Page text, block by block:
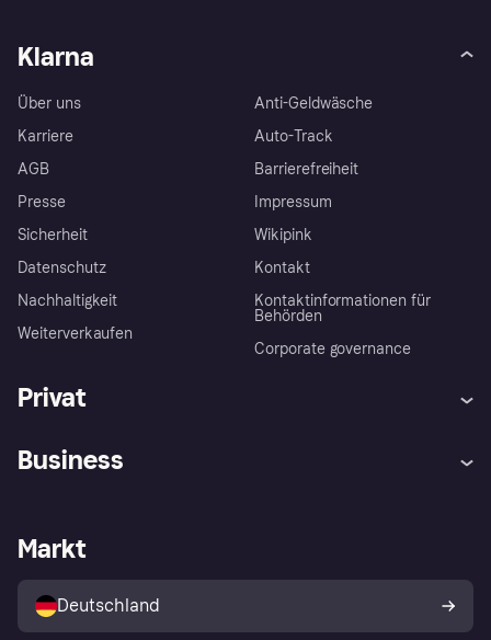
Klarna
Über uns
Karriere
AGB
Presse
Sicherheit
Datenschutz
Nachhaltigkeit
Weiterverkaufen
Anti-Geldwäsche
Auto-Track
Barrierefreiheit
Impressum
Wikipink
Kontakt
Kontaktinformationen für
Behörden
Corporate governance
Privat
Klarna App
Shops entdecken
Käuferschutzrichtlinie
Dein Widerrufsrecht
Business
Händlerportal
Markt
Deutschland